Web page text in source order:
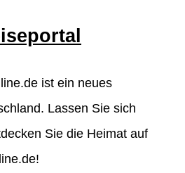
ist ein neues
Lassen Sie sich
Sie die Heimat auf